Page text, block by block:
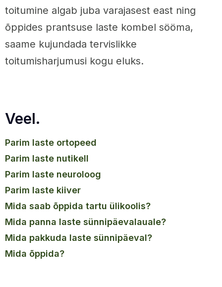
toitumine algab juba varajasest east ning
õppides prantsuse laste kombel sööma,
saame kujundada tervislikke
toitumisharjumusi kogu eluks.
Veel.
parim laste ortopeed
parim laste nutikell
parim laste neuroloog
parim laste kiiver
mida saab õppida tartu ülikoolis?
mida panna laste sünnipäevalauale?
mida pakkuda laste sünnipäeval?
mida õppida?